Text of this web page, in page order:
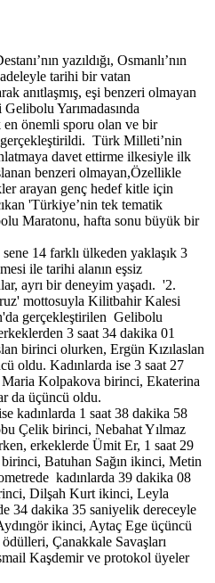
yazıldığı, Osmanlı’nın
tarihi bir vatan
anıtlaşmış, eşi benzeri olmayan
Yarımadasında
önemli sporu olan ve bir
gerçekleştirildi. Türk Milleti’nin
davet ettirme ilkesiyle ilk
benzeri olmayan,Özellikle
arayan genç hedef kitle için
'Türkiye’nin tek tematik
Maratonu, hafta sonu büyük bir
14 farklı ülkeden yaklaşık 3
ile tarihi alanın eşsiz
ayrı bir deneyim yaşadı. '2.
mottosuyla Kilitbahir Kalesi
gerçekleştirilen Gelibolu
3 saat 34 dakika 01
birinci olurken, Ergün Kızılaslan
oldu. Kadınlarda ise 3 saat 27
Kolpakova birinci, Ekaterina
da üçüncü oldu.
kadınlarda 1 saat 38 dakika 58
Çelik birinci, Nebahat Yılmaz
erkeklerde Ümit Er, 1 saat 29
Batuhan Sağın ikinci, Metin
kadınlarda 39 dakika 08
Dilşah Kurt ikinci, Leyla
34 dakika 35 saniyelik dereceyle
ikinci, Aytaç Ege üçüncü
Çanakkale Savaşları
Kaşdemir ve protokol üyeler